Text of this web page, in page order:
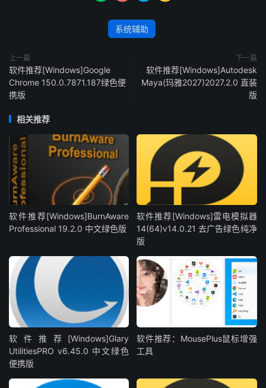
系统辅助
上一篇
软件推荐[Windows]Google
Chrome 150.0.7871.187绿色便
携版
下一篇
软件推荐[Windows]Autodesk
Maya(玛雅2027)2027.2.0 直装
版
相关推荐
软件推荐[Windows]BurnAware
Professional 19.2.0 中文绿色版
软件推荐[Windows]雷电模拟器
14(64)v14.0.21 去广告绿色纯净
版
软件推荐[Windows]Glary
UtilitiesPRO v6.45.0 中文绿色
便携版
软件推荐：MousePlus鼠标增强
工具